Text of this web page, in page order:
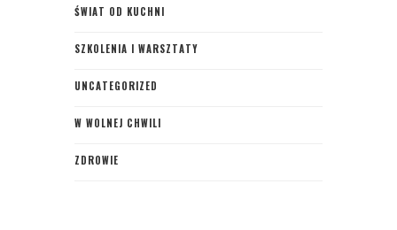
ŚWIAT OD KUCHNI
SZKOLENIA I WARSZTATY
UNCATEGORIZED
W WOLNEJ CHWILI
ZDROWIE